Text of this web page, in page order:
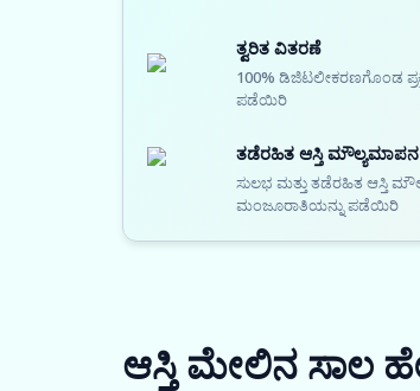
ತ್ವರಿತ ವಿತರಣೆ
100% ಡಿಜಿಟಲೀಕರಣಗೊಂಡ
ಪಡೆಯಿರಿ
ತಡೆರಹಿತ ಆಸ್ತಿ ಮೌಲ್ಯಮಾಪನ
ಸುಲಭ ಮತ್ತು ತಡೆರಹಿತ ಆಸ್ತಿ
ಮಂಜೂರಾತಿಯನ್ನು ಪಡೆಯಿರಿ
ಆಸ್ತಿ ಮೇಲಿನ ಸಾಲ